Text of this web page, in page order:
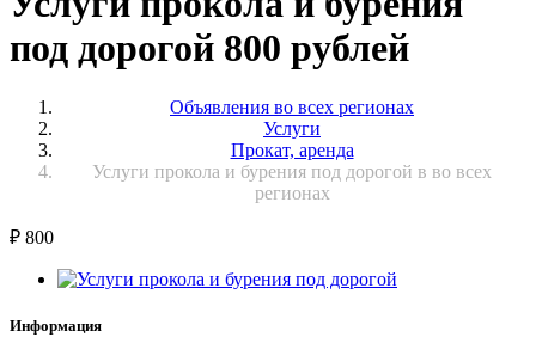
под дорогой 800 рублей
Объявления во всех регионах
Услуги
Прокат, аренда
Услуги прокола и бурения под дорогой в во всех
регионах
₽ 800
Информация